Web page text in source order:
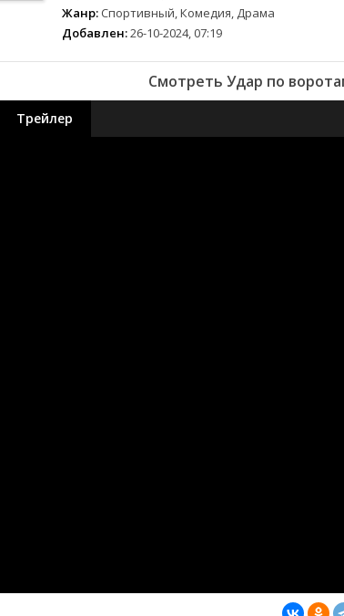
Жанр: Спортивный, Комедия, Драма
Добавлен:26-10-2024, 07:19
Смотреть Удар по
Трейлер